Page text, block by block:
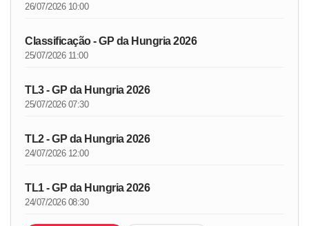
26/07/2026 10:00
Classificação - GP da Hungria 2026
25/07/2026 11:00
TL3 - GP da Hungria 2026
25/07/2026 07:30
TL2 - GP da Hungria 2026
24/07/2026 12:00
TL1 - GP da Hungria 2026
24/07/2026 08:30